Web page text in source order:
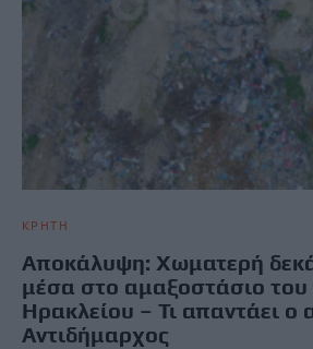
ΚΡΗΤΗ
Aποκάλυψη: Χωματερή
μέσα στο αμαξοστάσιο
Ηρακλείου – Τι απαντάει ο
Αντιδήμαρχος